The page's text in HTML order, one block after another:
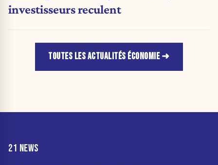
investisseurs reculent
TOUTES LES ACTUALITÉS ÉCONOMIE
21 NEWS